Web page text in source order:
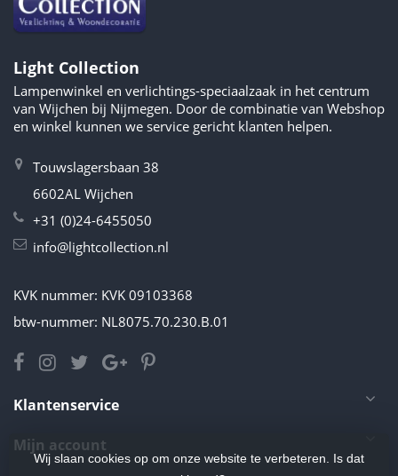
Light Collection
Lampenwinkel en verlichtings-speciaalzaak in het centrum
van Wijchen bij Nijmegen. Door de combinatie van Webshop
en winkel kunnen we service gericht klanten helpen.
Touwslagersbaan 38
6602AL Wijchen
+31 (0)24-6455050
info@lightcollection.nl
KVK nummer: KVK 09103368
btw-nummer: NL8075.70.230.B.01
Klantenservice
Mijn account
Wij slaan cookies op om onze website te verbeteren. Is dat